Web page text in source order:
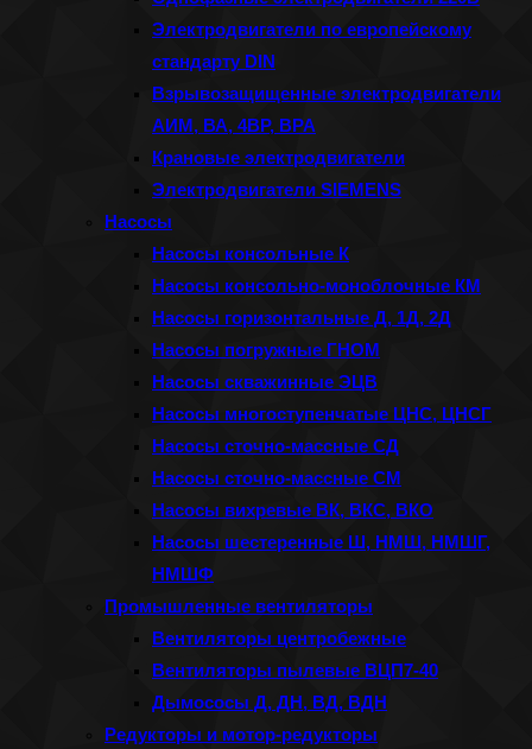
Электродвигатели по европейскому
стандарту DIN
Взрывозащищенные электродвигатели
АИМ, ВА, 4ВР, ВРА
Крановые электродвигатели
Электродвигатели SIEMENS
Насосы
Насосы консольные К
Насосы консольно-моноблочные КМ
Насосы горизонтальные Д, 1Д, 2Д
Насосы погружные ГНОМ
Насосы скважинные ЭЦВ
Насосы многоступенчатые ЦНС, ЦНСГ
Насосы сточно-массные СД
Насосы сточно-массные СМ
Насосы вихревые ВК, ВКС, ВКО
Насосы шестеренные Ш, НМШ, НМШГ,
НМШФ
Промышленные вентиляторы
Вентиляторы центробежные
Вентиляторы пылевые ВЦП7-40
Дымососы Д, ДН, ВД, ВДН
Редукторы и мотор-редукторы